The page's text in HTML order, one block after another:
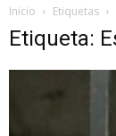
Inicio Etiquetas
Etiqueta: